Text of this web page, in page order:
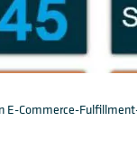
E-Commerce-